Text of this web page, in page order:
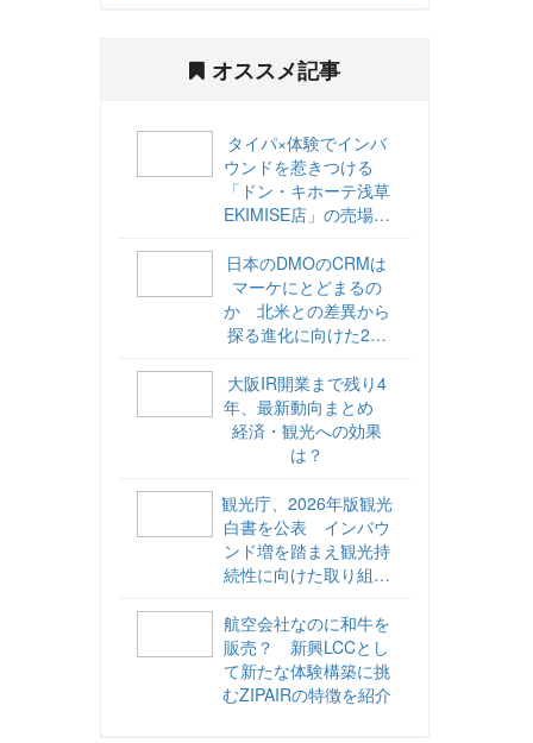
オススメ記事
タイパ×体験でインバ
ウンドを惹きつける
「ドン・キホーテ浅草
EKIMISE店」の売場づ
日本のDMOのCRMは
マーケにとどまるの
か 北米との差異から
探る進化に向けた2ス
海外DMOのリアル
vol.6】
大阪IR開業まで残り4
年、最新動向まとめ
経済・観光への効果
は？
観光庁、2026年版観光
白書を公表 インバウ
ンド増を踏まえ観光持
続性に向けた取り組み
航空会社なのに和牛を
販売？ 新興LCCとし
て新たな体験構築に挑
むZIPAIRの特徴を紹介